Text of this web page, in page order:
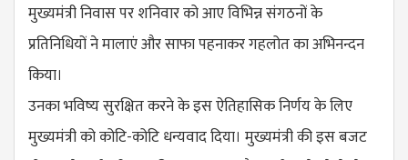
मुख्यमंत्री निवास पर शनिवार को आए विभिन्न संगठनों के
प्रतिनिधियों ने मालाएं और साफा पहनाकर गहलोत का अभिनन्दन
किया।
उनका भविष्य सुरक्षित करने के इस ऐतिहासिक निर्णय के लिए
मुख्यमंत्री को कोटि-कोटि धन्यवाद दिया। मुख्यमंत्री की इस बजट